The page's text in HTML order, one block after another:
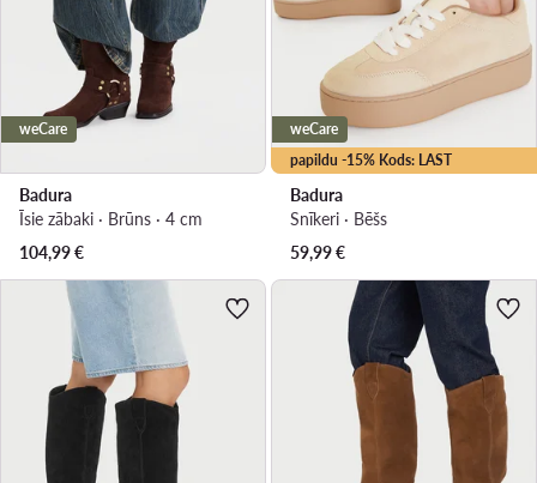
weCare
Badura
Īsie zābaki · Brūns · 4 cm
104,99€
papildu -15% Kods: LAST
weCare
Badura
Snīkeri · Bēšs
59,99€